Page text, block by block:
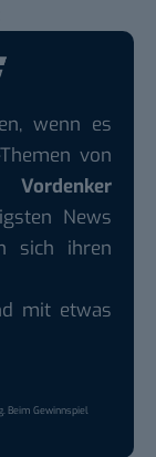
wenn es
von
Vordenker
News
sich ihren
mit etwas
. Beim Gewinnspiel